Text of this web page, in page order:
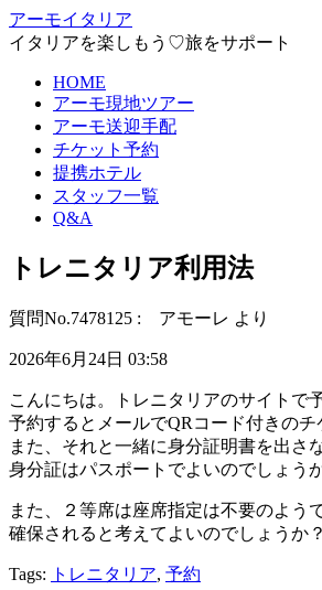
アーモイタリア
イタリアを楽しもう♡旅をサポート
HOME
アーモ現地ツアー
アーモ送迎手配
チケット予約
提携ホテル
スタッフ一覧
Q&A
トレニタリア利用法
質問No.7478125 : アモーレ より
2026年6月24日 03:58
こんにちは。トレニタリアのサイトで
予約するとメールでQRコード付きの
また、それと一緒に身分証明書を出さ
身分証はパスポートでよいのでしょう
また、２等席は座席指定は不要のよう
確保されると考えてよいのでしょうか
Tags: トレニタリア, 予約